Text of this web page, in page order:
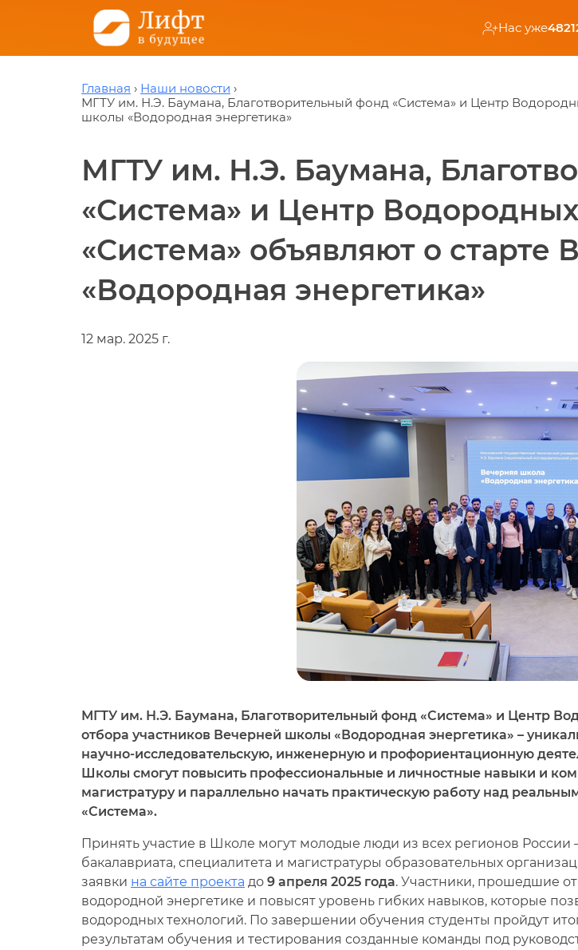
Нас уже
Главная
Наши новости
МГТУ им. Н.Э. Баумана, Благотворительный фонд «Система» и Центр
школы «Водородная энергетика»
МГТУ им. Н.Э. Баумана,
«Система» и Центр
«Система» объявляют о
«Водородная энергетика»
12 мар. 2025 г.
МГТУ им. Н.Э. Баумана, Благотворительный фонд «Система» и Центр
отбора участников Вечерней школы «Водородная энергетика» –
научно-исследовательскую, инженерную и профориентационную
Школы смогут повысить профессиональные и личностные навыки и
магистратуру и параллельно начать практическую работу над
«Система».
Принять участие в Школе могут молодые люди из всех регионов
бакалавриата, специалитета и магистратуры образовательных
заявки на сайте проекта до 9 апреля 2025 года. Участники, прошедшие
водородной энергетике и повысят уровень гибких навыков, которые
водородных технологий. По завершении обучения студенты пройдут
результатам обучения и тестирования созданные команды под